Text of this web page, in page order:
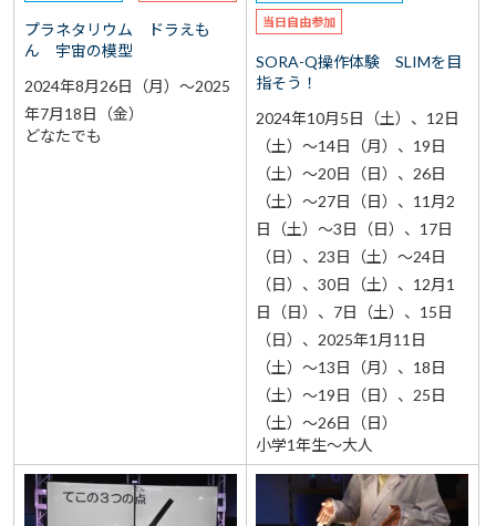
再検索をする
プラネタリウム ドラえも
ん 宇宙の模型
2024年8月26日（月）～2025
年7月18日（金）
どなたでも
当日自由参加
SORA-Q操作体験 SLIMを目
指そう！
2024年10月5日（土）、12日
（土）～14日（月）、19日
（土）～20日（日）、26日
（土）～27日（日）、11月2
日（土）～3日（日）、17日
（日）、23日（土）～24日
（日）、30日（土）、12月1
日（日）、7日（土）、15日
（日）、2025年1月11日
（土）～13日（月）、18日
（土）～19日（日）、25日
（土）～26日（日）
小学1年生～大人